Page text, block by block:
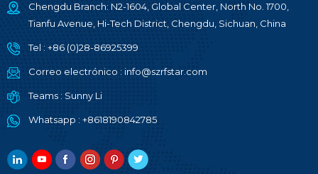
Chengdu Branch: N2-1604, Global Center, North No. 1700,
Tianfu Avenue, Hi-Tech District, Chengdu, Sichuan, China
Tel : +86 (0)28-86925399
Correo electrónico : info@szrfstar.com
Teams : Sunny Li
Whatsapp : +8618190842785